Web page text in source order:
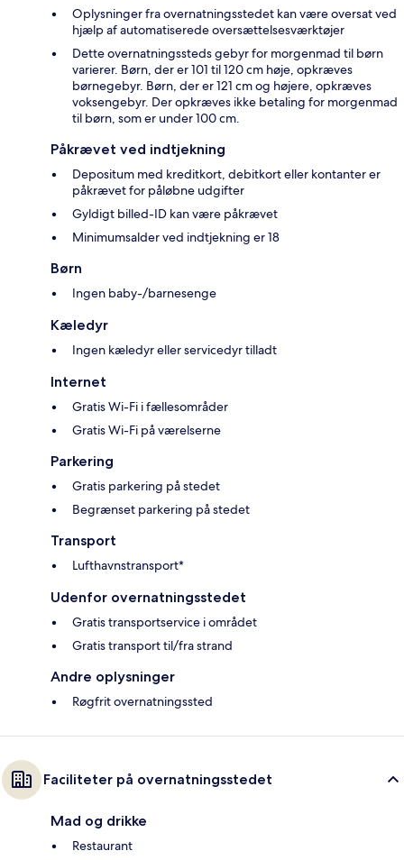
Oplysninger fra overnatningsstedet kan være oversat ved
hjælp af automatiserede oversættelsesværktøjer
Dette overnatningssteds gebyr for morgenmad til børn
varierer. Børn, der er 101 til 120 cm høje, opkræves
børnegebyr. Børn, der er 121 cm og højere, opkræves
voksengebyr. Der opkræves ikke betaling for morgenmad
til børn, som er under 100 cm.
Påkrævet ved indtjekning
Depositum med kreditkort, debitkort eller kontanter er
påkrævet for påløbne udgifter
Gyldigt billed-ID kan være påkrævet
Minimumsalder ved indtjekning er 18
Børn
Ingen baby-/barnesenge
Kæledyr
Ingen kæledyr eller servicedyr tilladt
Internet
Gratis Wi-Fi i fællesområder
Gratis Wi-Fi på værelserne
Parkering
Gratis parkering på stedet
Begrænset parkering på stedet
Transport
Lufthavnstransport*
Udenfor overnatningsstedet
Gratis transportservice i området
Gratis transport til/fra strand
Andre oplysninger
Røgfrit overnatningssted
Faciliteter på overnatningsstedet
Mad og drikke
Restaurant